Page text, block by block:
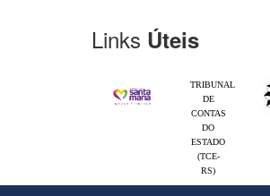
Links Úteis
TRIBUNAL
DE
CONTAS
DO
ESTADO
(TCE-
RS)